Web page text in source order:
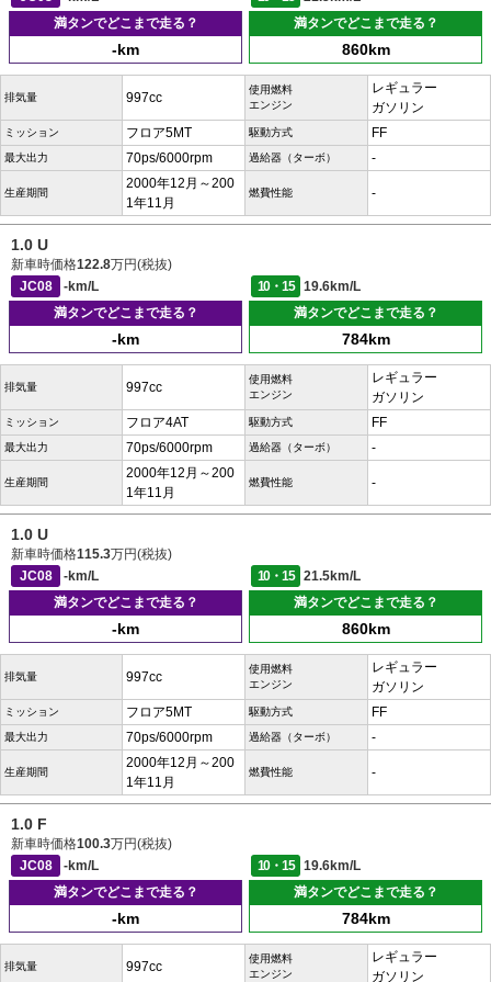
満タンでどこまで走る？
-km
満タンでどこまで走る？
860km
排気量 997cc
使用燃料
エンジン
レギュラー
ガソリン
ミッション フロア5MT 駆動方式 FF
最大出力 70ps/6000rpm 過給器（ターボ） -
生産期間
2000年12月～200
1年11月
燃費性能 -
1.0 U
新車時価格122.8万円(税抜)
JC08
-km/L 10・15
19.6km/L
満タンでどこまで走る？
-km
満タンでどこまで走る？
784km
排気量 997cc
使用燃料
エンジン
レギュラー
ガソリン
ミッション フロア4AT 駆動方式 FF
最大出力 70ps/6000rpm 過給器（ターボ） -
生産期間
2000年12月～200
1年11月
燃費性能 -
1.0 U
新車時価格115.3万円(税抜)
JC08
-km/L 10・15
21.5km/L
満タンでどこまで走る？
-km
満タンでどこまで走る？
860km
排気量 997cc
使用燃料
エンジン
レギュラー
ガソリン
ミッション フロア5MT 駆動方式 FF
最大出力 70ps/6000rpm 過給器（ターボ） -
生産期間
2000年12月～200
1年11月
燃費性能 -
1.0 F
新車時価格100.3万円(税抜)
JC08
-km/L 10・15
19.6km/L
満タンでどこまで走る？
-km
満タンでどこまで走る？
784km
排気量 997cc
使用燃料
エンジン
レギュラー
ガソリン